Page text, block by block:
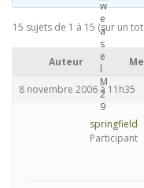
CONNEXION
15 sujets de 1 à 15 (sur un
Auteur
8 novembre 2006 à 11h35
springfield
Participant